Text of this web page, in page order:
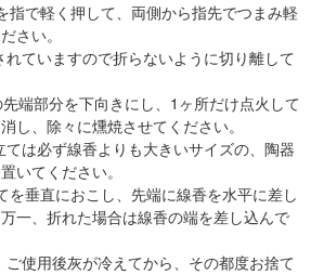
指で軽く押して、両側から指先でつまみ軽
さい。
ていますので折らないように切り離して
端部分を下向きにし、1ヶ所だけ点火して
し、除々に燻焼させてください。
は必ず線香よりも大きいサイズの、陶器
いてください。
を垂直におこし、先端に線香を水平に差し
一、折れた場合は線香の端を差し込んで
使用後灰が冷えてから、その都度お捨て